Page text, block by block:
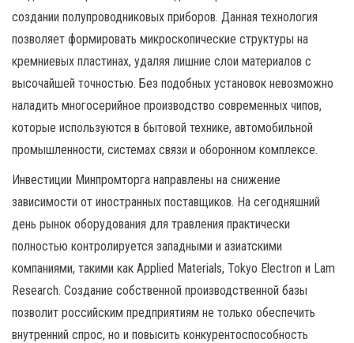
создании полупроводниковых приборов. Данная технология
позволяет формировать микроскопические структуры на
кремниевых пластинах, удаляя лишние слои материалов с
высочайшей точностью. Без подобных установок невозможно
наладить многосерийное производство современных чипов,
которые используются в бытовой технике, автомобильной
промышленности, системах связи и оборонном комплексе.
Инвестиции Минпромторга направлены на снижение
зависимости от иностранных поставщиков. На сегодняшний
день рынок оборудования для травления практически
полностью контролируется западными и азиатскими
компаниями, такими как Applied Materials, Tokyo Electron и Lam
Research. Создание собственной производственной базы
позволит российским предприятиям не только обеспечить
внутренний спрос, но и повысить конкурентоспособность